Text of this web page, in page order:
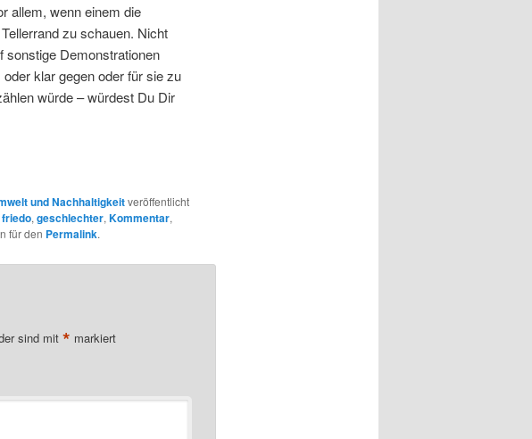
allem, wenn einem die
zu schauen. Nicht
sonstige Demonstrationen
klar gegen oder für sie zu
würde – würdest Du Dir
und Nachhaltigkeitveröffentlicht
friedo,geschlechter,Kommentar,
für den Permalink.
sind mit * markiert